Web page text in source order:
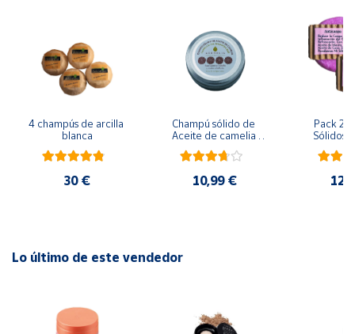
Ubicación
Península
Baleares
4 champús de arcilla
blanca
30 €
Champú sólido de
Aceite de camelia
70g
10,99 €
Pack 2
Sólidos
Lo último de este vendedor